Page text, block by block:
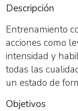
Descripción
Entrenamiento
acciones como
intensidad y
todas las
un estado de
Objetivos